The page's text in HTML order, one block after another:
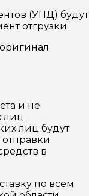
(УПД) будут
отгрузки.
и не
лиц.
лиц будут
в
по всем